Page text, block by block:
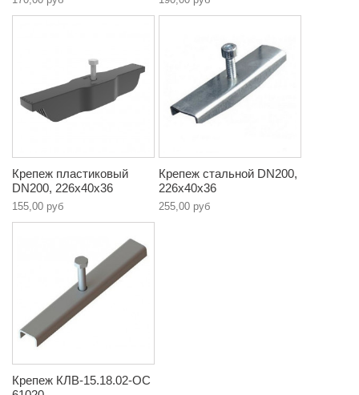
Крепеж пластиковый
DN200, 226х40х36
155,00 руб
Крепеж стальной DN200,
226х40х36
255,00 руб
Крепеж КЛВ-15.18.02-ОС